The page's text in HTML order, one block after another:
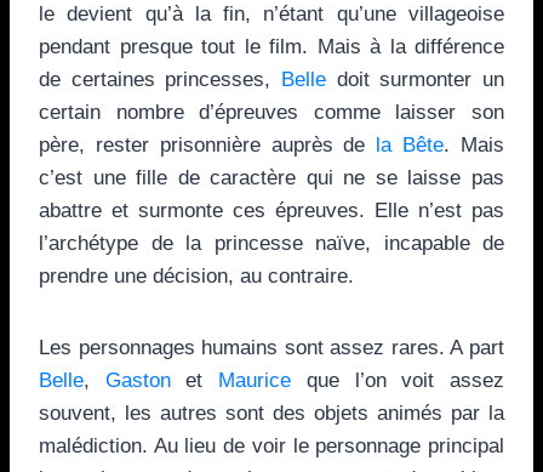
le devient qu’à la fin, n’étant qu’une villageoise
pendant presque tout le film. Mais à la différence
de certaines princesses, Belle doit surmonter un
certain nombre d’épreuves comme laisser son
père, rester prisonnière auprès de la Bête. Mais
c’est une fille de caractère qui ne se laisse pas
abattre et surmonte ces épreuves. Elle n’est pas
l’archétype de la princesse naïve, incapable de
prendre une décision, au contraire.
Les personnages humains sont assez rares. A part
Belle, Gastonet Maurice que l’on voit assez
souvent, les autres sont des objets animés par la
malédiction. Au lieu de voir le personnage principal